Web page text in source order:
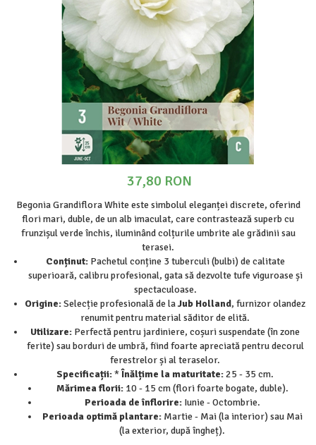
Bulbi de Echinacea
Bulbi de Frezie
Bulbi de Fritillaria
Bulbi de Gaillardia (Kokarda)
Bulbi de Gladiole
Bulbi de Irisi - Stanjenel
Bulbi de Lalele
Bulbi de Leucanthemum
Bulbi de Muscari
Bulbi de Ranunculus
Bulbi de Tigridia
Bulbi de Zambile
Bulbi de Zantedeschia
Bulbi Sparaxis
Seminte de Flori
Seminte de Ierburi
Seminte de Legume/Fructe
Păr - Pyrus communis
Smochini - Ficus carica
Viță de Vie - Vitis
Zmeur - Rubus
37,80 RON
Begonia Grandiflora White este simbolul eleganței discrete, oferind
flori mari, duble, de un alb imaculat, care contrastează superb cu
frunzișul verde închis, iluminând colțurile umbrite ale grădinii sau
terasei.
Conținut:Pachetul conține 3 tuberculi (bulbi) de calitate
superioară, calibru profesional, gata să dezvolte tufe viguroase și
spectaculoase.
Origine:Selecție profesională de laJub Holland, furnizor olandez
renumit pentru material săditor de elită.
Utilizare: Perfectă pentru jardiniere, coșuri suspendate (în zone
ferite) sau borduri de umbră, fiind foarte apreciată pentru decorul
ferestrelor și al teraselor.
Specificații:*Înălțime la maturitate:25 - 35 cm.
Mărimea florii:10 - 15 cm (flori foarte bogate, duble).
Perioada de înflorire:Iunie - Octombrie.
Perioada optimă plantare:Martie - Mai (la interior) sau Mai
(la exterior, după îngheț).